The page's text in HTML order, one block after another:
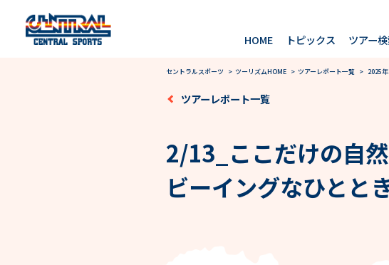
HOME トピックス ツアー
セントラルスポーツ > ツーリズムHOME> ツアーレポート一覧> 2025年2
ツアーレポート一覧
2/13_ここだけの自
ビーイングなひとと